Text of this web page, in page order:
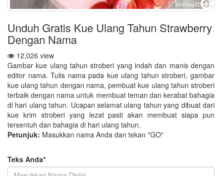
Unduh Gratis Kue Ulang Tahun Strawberry
Dengan Nama
12,026 view
Gambar kue ulang tahun stroberi yang indah dan manis dengan
editor nama. Tulis nama pada kue ulang tahun stroberi, gambar
kue ulang tahun dengan nama, pembuat kue ulang tahun stroberi
terbaik dengan nama untuk membuat teman dan kerabat bahagia
di hari ulang tahun. Ucapan selamat ulang tahun yang dibuat dari
kue krim stroberi yang lezat pasti akan membuat siapa pun
tersentuh dan bahagia di hari ulang tahun.
Petunjuk: Masukkan nama Anda dan tekan "GO"
Teks Anda*